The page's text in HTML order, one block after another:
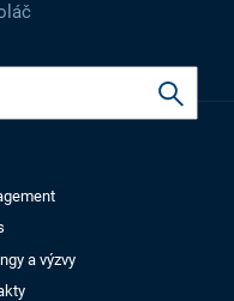
a výzvy